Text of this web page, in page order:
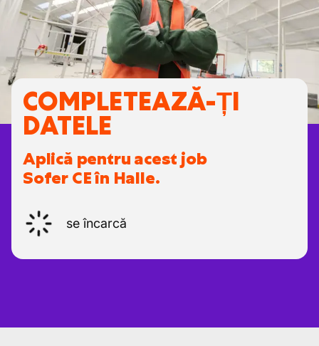
COMPLETEAZĂ-ȚI
DATELE
Aplică pentru acest job
Sofer CE în Halle.
se încarcă